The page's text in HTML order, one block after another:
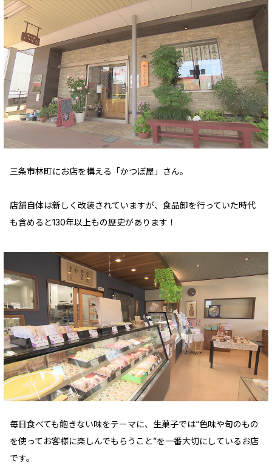
三条市林町にお店を構える「かつぼ屋」さん。
店舗自体は新しく改装されていますが、食品卸を行っていた時代
も含めると130年以上もの歴史があります！
毎日食べても飽きない味をテーマに、生菓子では“色味や旬のもの
を使ってお客様に楽しんでもらうこと”を一番大切にしているお店
です。